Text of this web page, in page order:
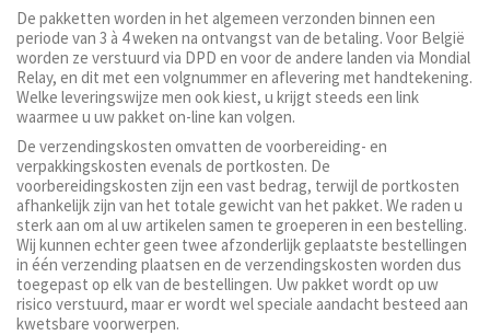
De pakketten worden in het algemeen verzonden binnen een
periode van 3 à 4 weken na ontvangst van de betaling. Voor België
worden ze verstuurd via DPD en voor de andere landen via Mondial
Relay, en dit met een volgnummer en aflevering met handtekening.
Welke leveringswijze men ook kiest, u krijgt steeds een link
waarmee u uw pakket on-line kan volgen.
De verzendingskosten omvatten de voorbereiding- en
verpakkingskosten evenals de portkosten. De
voorbereidingskosten zijn een vast bedrag, terwijl de portkosten
afhankelijk zijn van het totale gewicht van het pakket. We raden u
sterk aan om al uw artikelen samen te groeperen in een bestelling.
Wij kunnen echter geen twee afzonderlijk geplaatste bestellingen
in één verzending plaatsen en de verzendingskosten worden dus
toegepast op elk van de bestellingen. Uw pakket wordt op uw
risico verstuurd, maar er wordt wel speciale aandacht besteed aan
kwetsbare voorwerpen.